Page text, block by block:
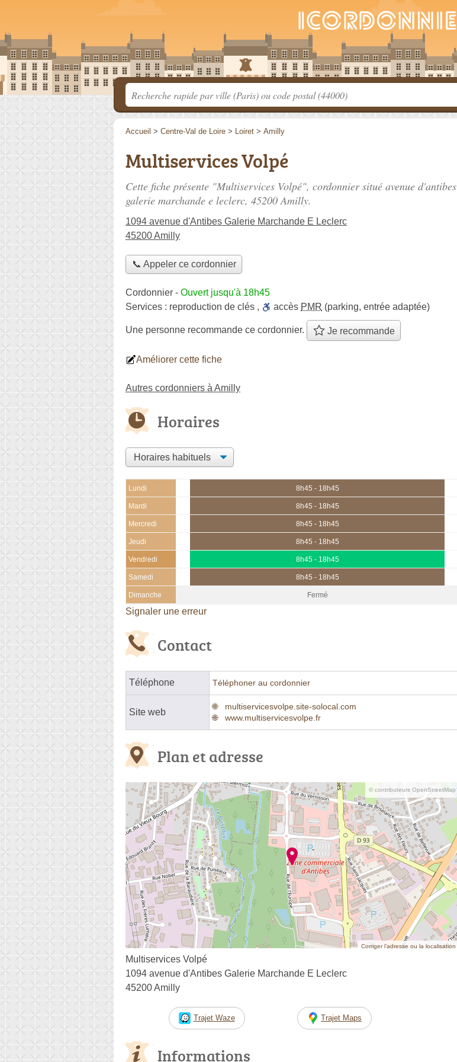
Accueil > Centre-Val de Loire > Loiret > Amilly
Multiservices Volpé
Cette fiche présente "Multiservices Volpé", cordonnier situé avenue d'antibes
galerie marchande e leclerc, 45200 Amilly.
1094 avenue d'Antibes Galerie Marchande E Leclerc
45200 Amilly
📞 Appeler ce cordonnier
Cordonnier - Ouvert jusqu'à 18h45
Services : reproduction de clés , accès PMR (parking, entrée adaptée)
Une personne recommande ce cordonnier. Je recommande
Améliorer cette fiche
Autres cordonniers à Amilly
Horaires
Lundi 8h45 - 18h45
Mardi 8h45 - 18h45
Mercredi 8h45 - 18h45
Jeudi 8h45 - 18h45
Vendredi 8h45 - 18h45
Samedi 8h45 - 18h45
Dimanche Fermé
Signaler une erreur
Contact
Téléphone Téléphoner au cordonnier
Site web
multiservicesvolpe.site-solocal.com
www.multiservicesvolpe.fr
Plan et adresse
© contributeurs OpenStreetMap
Corriger l’adresse ou la localisation
Multiservices Volpé
1094 avenue d'Antibes Galerie Marchande E Leclerc
45200 Amilly
Trajet Waze Trajet Maps
Informations